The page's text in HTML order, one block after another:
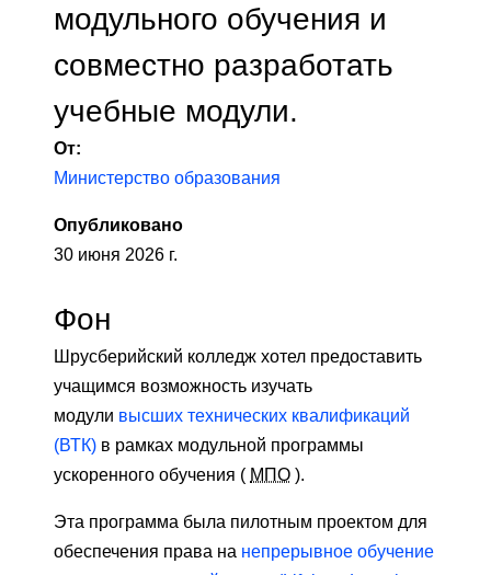
модульного обучения и
совместно разработать
учебные модули.
От:
Министерство образования
Опубликовано
30 июня 2026 г.
Фон
Шрусберийский колледж хотел предоставить
учащимся возможность изучать
модули высших технических квалификаций
(ВТК) в рамках модульной программы
ускоренного обучения ( МПО ).
Эта программа была пилотным проектом для
обеспечения права на непрерывное обучение